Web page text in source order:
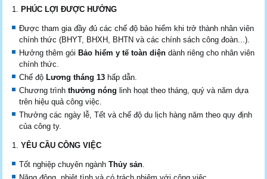
PHÚC LỢI ĐƯỢC HƯỞNG
Được tham gia đầy đủ các chế độ bảo hiểm khi trở thành nhân viên
chính thức (BHYT, BHXH, BHTN và các chính sách công đoàn...).
Hưởng thêm gói Bảo hiểm y tế toàn diện dành riêng cho nhân viên
chính thức.
Chế độ Lương tháng 13 hấp dẫn.
Chương trìnhthưởng nóng linh hoạt theo tháng, quý và năm dựa
trên hiệu quả công việc.
Thưởng các ngày lễ, Tết và chế độ du lịch hàng năm theo quy định
của công ty.
YÊU CẦU CÔNG VIỆC
Tốt nghiệp chuyên ngànhThủy sản